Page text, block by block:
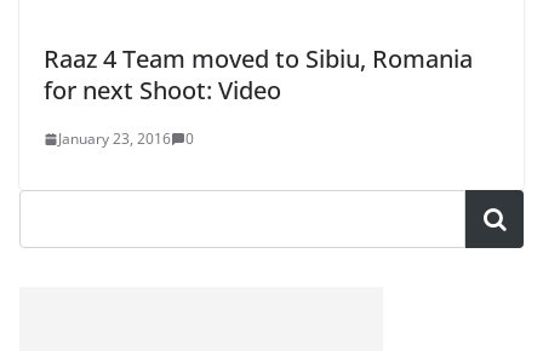
Raaz 4 Team moved to Sibiu, Romania
for next Shoot: Video
January 23, 2016 0